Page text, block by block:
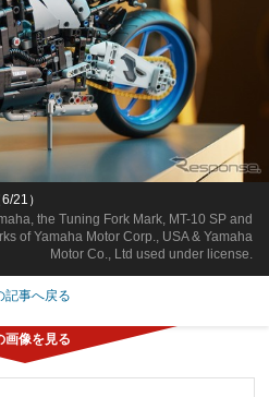
the Tuning Fork Mark, MT-10 SP and
of Yamaha Motor Corp., USA & Yamaha
Motor Co., Ltd used under license.
21）
記事へ戻る